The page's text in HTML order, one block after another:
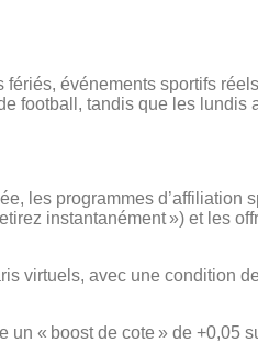
événements sportifs
football, tandis que les lundis
les programmes d’affiliation
instantanément ») et les
virtuels, avec une condition
« boost de cote » de +0,05